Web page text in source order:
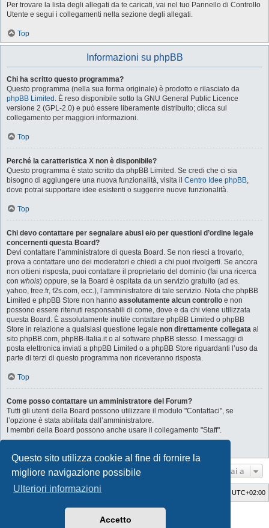
Questo sito utilizza cookie al fine di fornire la
migliore navigazione possibile
Ulteriori informazioni
Accetto
Per trovare la lista degli allegati da te caricati, vai nel tuo Pannello di Controllo
Utente e segui i collegamenti nella sezione degli allegati.
Top
Informazioni su phpBB
Chi ha scritto questo programma?
Questo programma (nella sua forma originale) è prodotto e rilasciato da
phpBB Limited . È reso disponibile sotto la GNU General Public Licence
versione 2 (GPL-2.0) e può essere liberamente distribuito; clicca sul
collegamento per maggiori informazioni.
Top
Perché la caratteristica X non è disponibile?
Questo programma è stato scritto da phpBB Limited. Se credi che ci sia
bisogno di aggiungere una nuova funzionalità, visita il Centro Idee phpBB,
dove potrai supportare idee esistenti o suggerire nuove funzionalità.
Top
Chi devo contattare per segnalare abusi e/o per questioni d’ordine legale
concernenti questa Board?
Devi contattare l’amministratore di questa Board. Se non riesci a trovarlo,
prova a contattare uno dei moderatori e chiedi a chi puoi rivolgerti. Se ancora
non ottieni risposta, puoi contattare il proprietario del dominio (fai una ricerca
con whois) oppure, se la Board è ospitata da un servizio gratuito (ad es.
yahoo, free.fr, f2s.com, ecc.), l’amministratore di tale servizio. Nota che phpBB
Limited e phpBB Store non hanno assolutamente alcun controllo e non
possono essere ritenuti responsabili di come, dove e da chi viene utilizzata
questa Board. È assolutamente inutile contattare phpBB Limited o phpBB
Store in relazione a qualsiasi questione legale non direttamente collegata al
sito phpBB.com, phpBB-Italia.it o al software phpBB stesso. I messaggi di
posta elettronica inviati a phpBB Limited o a phpBB Store riguardanti l’uso da
parte di terzi di questo programma non riceveranno risposta.
Top
Come posso contattare un amministratore del Forum?
Tutti gli utenti della Board possono utilizzare il modulo "Contattaci", se
l’opzione è stata abilitata dall’amministratore.
I membri della Board possono anche usare il collegamento "Staff".
Vai a
Indice UTC+02:00
GTA game
phpBB® Forum Software © phpBB Limited